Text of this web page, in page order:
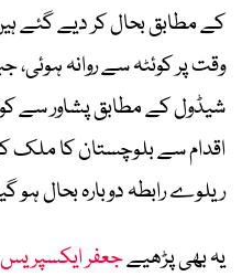
کے مطابق بحال کر دیے گئے
وقت پر کوئٹہ سے روانہ
شیڈول کے مطابق پشاور سے
اقدام سے بلوچستان کا ملک
ریلوے رابطہ دوبارہ بحال ہو
یہ بھی پڑھیےجعفر